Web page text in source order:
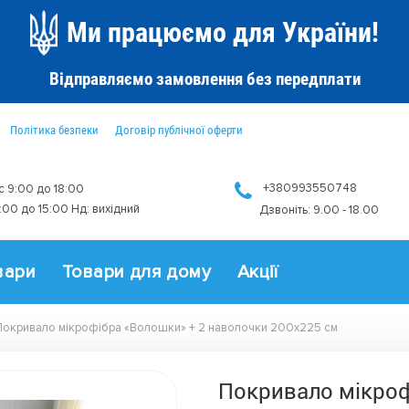
Ми працюємо для України!
Відправляємо замовлення без передплати
Політика безпеки Договір публічної оферти
9:00 до 18:00
до 15:00 Нд: вихідний
+380993550748
Дзвоніть: 9.00 - 18.00
Товари для дому Акції
мікрофібра «Волошки» + 2 наволочки 200х225 см
Покривало